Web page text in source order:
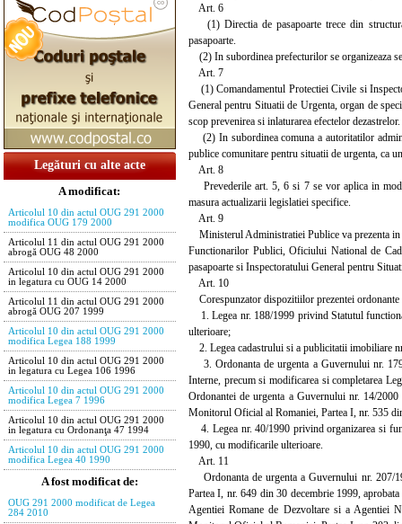
Legături cu alte acte
A modificat:
Articolul 10 din actul OUG 291 2000
modifica OUG 179 2000
Articolul 11 din actul OUG 291 2000
abrogă OUG 48 2000
Articolul 10 din actul OUG 291 2000
in legatura cu OUG 14 2000
Articolul 11 din actul OUG 291 2000
abrogă OUG 207 1999
Articolul 10 din actul OUG 291 2000
modifica Legea 188 1999
Articolul 10 din actul OUG 291 2000
in legatura cu Legea 106 1996
Articolul 10 din actul OUG 291 2000
modifica Legea 7 1996
Articolul 10 din actul OUG 291 2000
in legatura cu Ordonanţa 47 1994
Articolul 10 din actul OUG 291 2000
modifica Legea 40 1990
A fost modificat de:
OUG 291 2000 modificat de Legea
284 2010
Art. 6
(1) Directia de pasapoarte trece din
pasapoarte.
(2) In subordinea prefecturilor se organizeaza
Art. 7
(1) Comandamentul Protectiei Civile si
General pentru Situatii de Urgenta, organ de
scop prevenirea si inlaturarea efectelor dezastrelor.
(2) In subordinea comuna a autoritatilor
publice comunitare pentru situatii de urgenta, ca
Art. 8
Prevederile art. 5, 6 si 7 se vor aplica in mod
masura actualizarii legislatiei specifice.
Art. 9
Ministerul Administratiei Publice va prezenta in
Functionarilor Publici, Oficiului National de
pasapoarte si Inspectoratului General pentru
Art. 10
Corespunzator dispozitiilor prezentei ordonante
1. Legea nr. 188/1999 privind Statutul
ulterioare;
2. Legea cadastrului si a publicitatii imobiliare
3. Ordonanta de urgenta a Guvernului nr.
Interne, precum si modificarea si completarea
Ordonantei de urgenta a Guvernului nr. 14/
Monitorul Oficial al Romaniei, Partea I, nr. 535
4. Legea nr. 40/1990 privind organizarea si
1990, cu modificarile ulterioare.
Art. 11
Ordonanta de urgenta a Guvernului nr. 207/
Partea I, nr. 649 din 30 decembrie 1999,
Agentiei Romane de Dezvoltare si a Agentiei